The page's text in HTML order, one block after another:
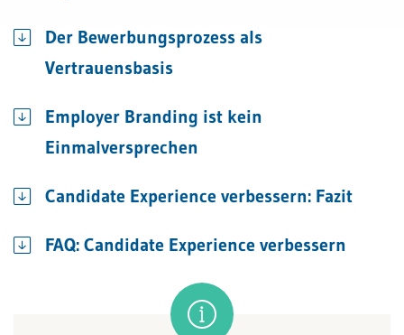
Der Bewerbungsprozess als
Vertrauensbasis
Employer Branding ist kein
Einmalversprechen
Candidate Experience verbessern: Fazit
FAQ: Candidate Experience verbessern